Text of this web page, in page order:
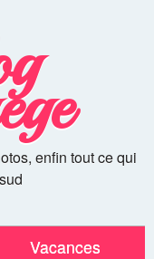
enfin tout ce qui
Vacances